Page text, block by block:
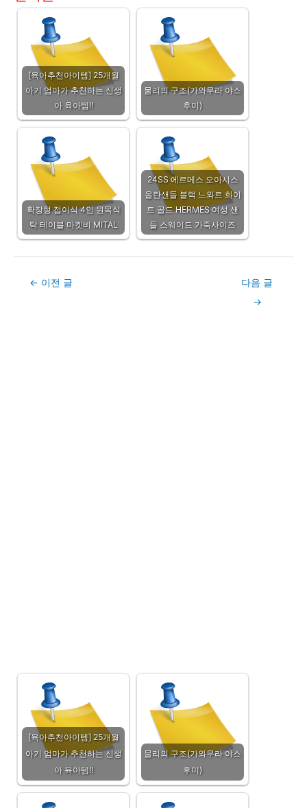
[육아추천아이템] 25개월
아기 엄마가 추천하는 신생
아 육아템!!
물리의 구조(가와무라 야스
후미)
확장형 접이식 4인 원목식
탁 테이블 마켓비 MITAL
24SS 에르메스 오아시스
올란샌들 블랙 느와르 화이
트 골드 HERMES 여성 샌
들 스웨이드 가죽사이즈
Post← 이전 글
다음 글
→
[육아추천아이템] 25개월
아기 엄마가 추천하는 신생
아 육아템!!
물리의 구조(가와무라 야스
후미)